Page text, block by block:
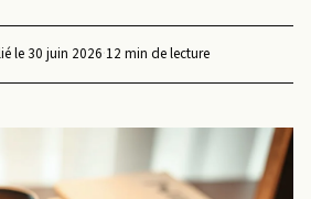
le 30 juin 2026·12 min de lecture